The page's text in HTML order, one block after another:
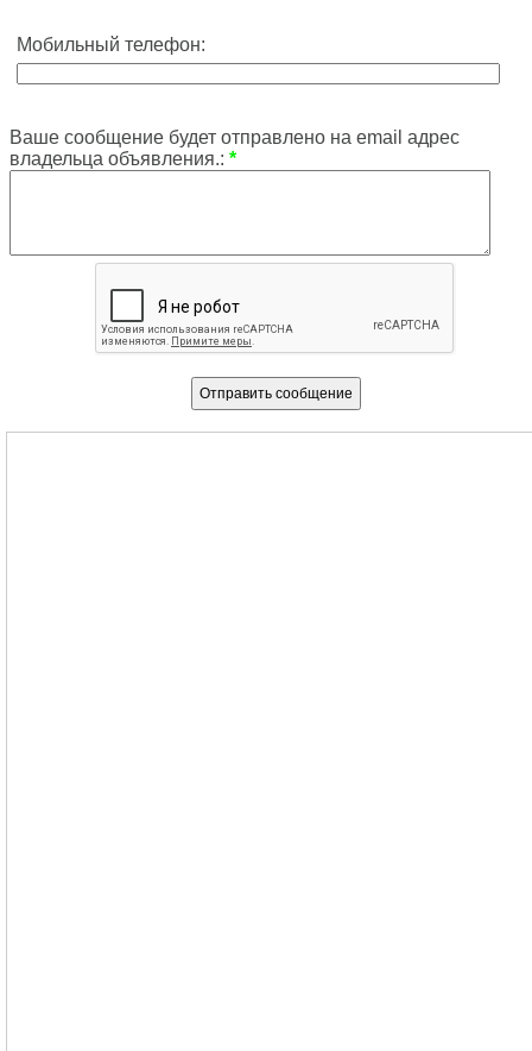
Мобильный телефон:
Ваше сообщение будет отправлено на email адрес
владельца объявления.: *